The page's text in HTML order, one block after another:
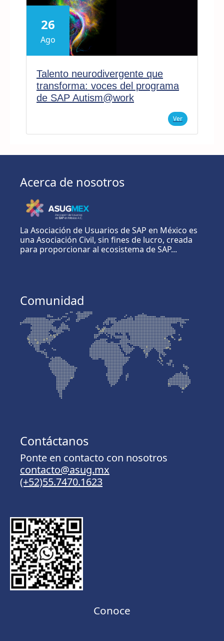
26
Ago
Talento neurodivergente que
transforma: voces del programa
de SAP Autism@work
Ver
Acerca de nosotros
La Asociación de Usuarios de SAP en México es
una Asociación Civil, sin fines de lucro, creada
para proporcionar al ecosistema de SAP...
Comunidad
Contáctanos
Ponte en contacto con nosotros
contacto@asug.mx
(+52)55.7470.1623
Conoce